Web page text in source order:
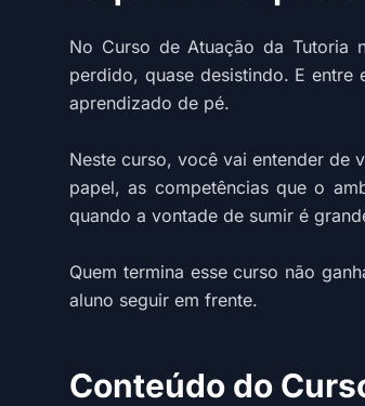
No Curso de Atuação da Tutoria
perdido, quase desistindo. E
aprendizado de pé.
Neste curso, você vai entender de
papel, as competências que o
quando a vontade de sumir é
Quem termina esse curso não
aluno seguir em frente.
Conteúdo do